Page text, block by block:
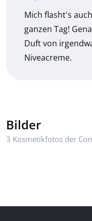
Mich flasht's
ganzen Tag!
Duft von
Niveacreme.
Bilder
3 Kosmetikfotos der